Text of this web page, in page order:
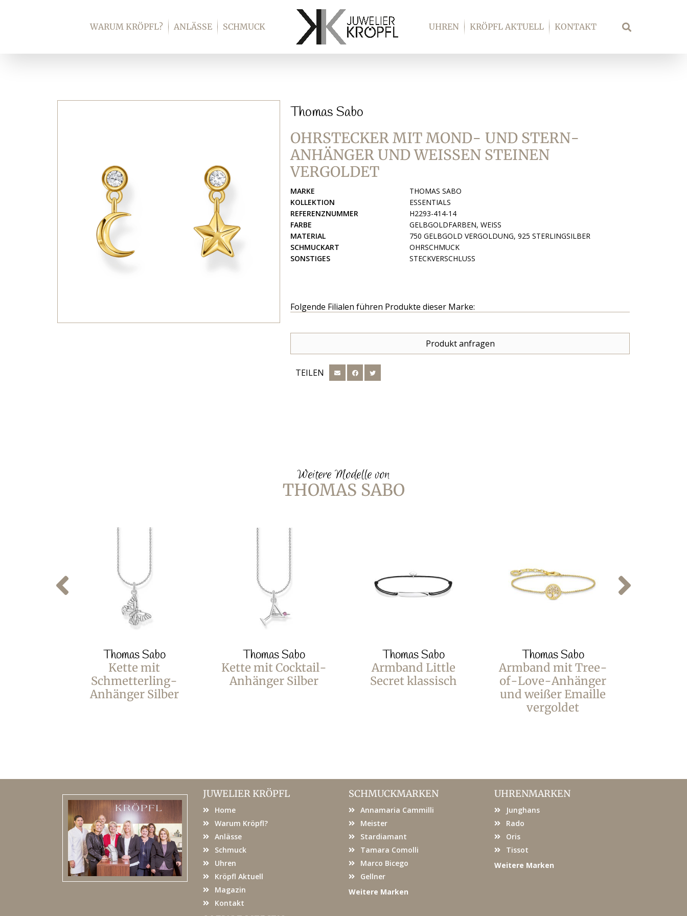
WARUM KRÖPFL? ANLÄSSE SCHMUCK UHREN KRÖPFL AKTUELL KONTAKT Suche
Thomas Sabo
OHRSTECKER MIT MOND- UND STERN-
ANHÄNGER UND WEISSEN STEINEN V
ERGOLDET
MARKE
THOMAS SABO
KOLLEKTION
ESSENTIALS
REFERENZNUMMER
H2293-414-14
FARBE
GELBGOLDFARBEN, WEISS
MATERIAL
750 GELBGOLD VERGOLDUNG, 925 STERLINGSILBER
SCHMUCKART
OHRSCHMUCK
SONSTIGES
STECKVERSCHLUSS
Folgende Filialen führen Produkte dieser Marke:
Produkt anfragen
TEILEN
Weitere Modelle von
THOMAS SABO
Thomas Sabo
Kette mit
Schmetterling-
Anhänger Silber
Thomas Sabo
Kette mit Cocktail-
Anhänger Silber
Thomas Sabo
Armband Little
Secret klassisch
Thomas Sabo
Armband mit Tree-
of-Love-Anhänger
und weißer Emaille
vergoldet
JUWELIER KRÖPFL
Home
Warum Kröpfl?
Anlässe
Schmuck
Uhren
Kröpfl Aktuell
Magazin
Kontakt
SCHMUCKMARKEN
Annamaria Cammilli
Meister
Stardiamant
Tamara Comolli
Marco Bicego
Gellner
Weitere Marken
UHRENMARKEN
Junghans
Rado
Oris
Tissot
Weitere Marken